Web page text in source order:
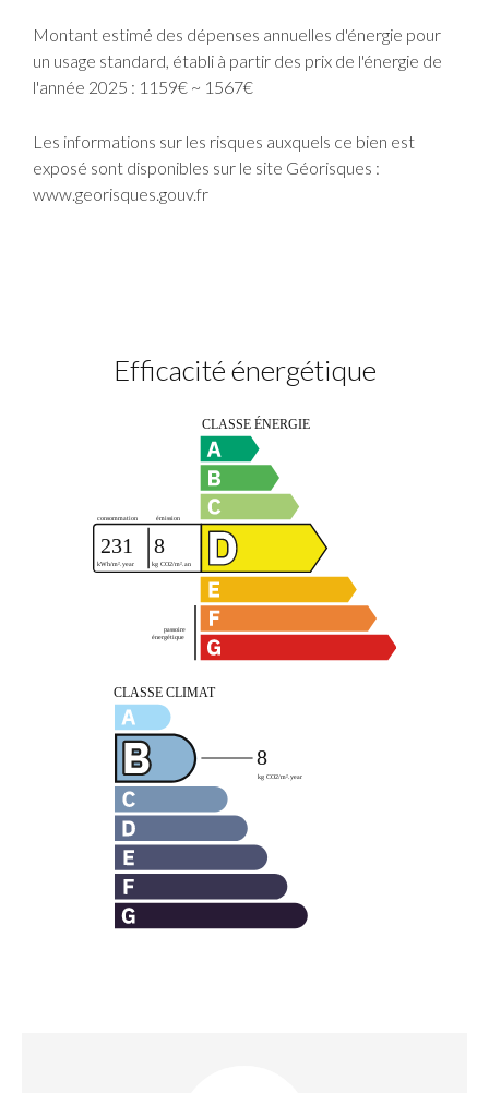
Montant estimé des dépenses annuelles d'énergie pour
un usage standard, établi à partir des prix de l'énergie de
l'année 2025 : 1159€ ~ 1567€
Les informations sur les risques auxquels ce bien est
exposé sont disponibles sur le site Géorisques :
www.georisques.gouv.fr
Efficacité énergétique